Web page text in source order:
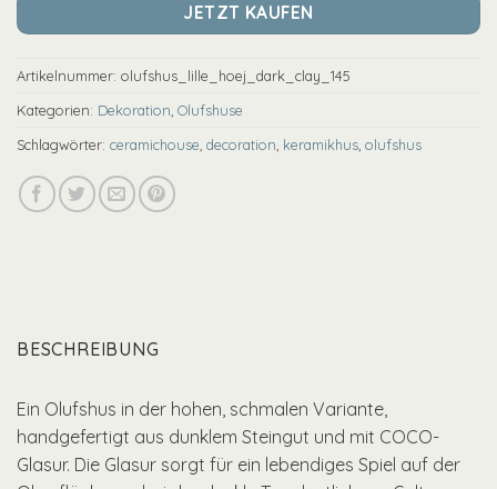
JETZT KAUFEN
Artikelnummer: olufshus_lille_hoej_dark_clay_145
Kategorien: Dekoration Olufshuse
Schlagwörter: ceramichouse decoration keramikhus olufshus
BESCHREIBUNG
Ein Olufshus in der hohen, schmalen Variante,
handgefertigt aus dunklem Steingut und mit COCO-
Glasur. Die Glasur sorgt für ein lebendiges Spiel auf der